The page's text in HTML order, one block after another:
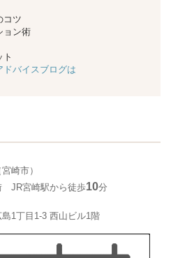
コツ
ョン術
ト
ドバイスブログは
崎市）
JR宮崎駅から徒歩10分
1丁目1-3 西山ビル1階